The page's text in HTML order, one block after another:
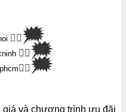
👉🏽🗯
👉🏽🗯
👉🏽🗯
giá và chương trình ưu đãi